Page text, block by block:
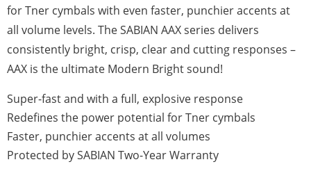
for Tner cymbals with even faster, punchier accents at
all volume levels. The SABIAN AAX series delivers
consistently bright, crisp, clear and cutting responses –
AAX is the ultimate Modern Bright sound!
Super-fast and with a full, explosive response
Redefines the power potential for Tner cymbals
Faster, punchier accents at all volumes
Protected by SABIAN Two-Year Warranty